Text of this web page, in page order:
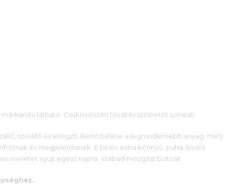
látható. Csuklórészén további színbetét színesíti.
szélálló és lélegző. Belső bélése a legmodernebb anyag, mely
és megjelenésnek. E bélés extra könnyű, puha, kiváló
viseletet nyújt egész napra, szabad mozgást biztosít.